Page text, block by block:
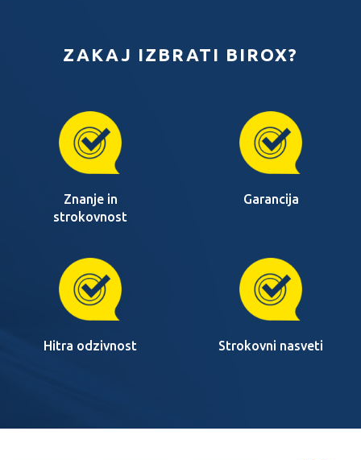
ZAKAJ IZBRATI BIROX?
Znanje in
strokovnost
Garancija
Hitra odzivnost Strokovni nasveti